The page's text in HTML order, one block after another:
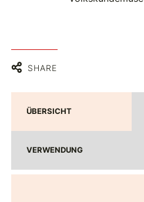
SHARE
ÜBERSICHT
VERWENDUNG